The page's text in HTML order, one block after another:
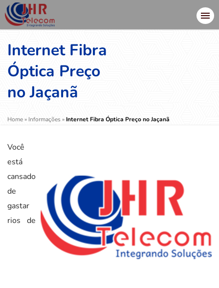
Internet Fibra
Óptica Preço
no Jaçanã
Home» Informações » Internet Fibra Óptica Preço no Jaçanã
Você
está
cansado
de
gastar
rios de